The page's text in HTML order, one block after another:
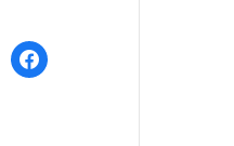
facebook